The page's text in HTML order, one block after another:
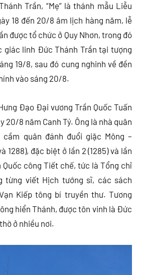
Trần, “Mẹ” là thánh mẫu Liễu
18 đến 20/8 âm lịch hàng năm, lễ
được tổ chức ở Quy Nhơn, trong đó
giác linh Đức Thánh Trần tại tượng
19/8, sau đó cung nghinh về đền
vào sáng 20/8.
Đạo Đại vương Trần Quốc Tuấn
20/8 năm Canh Tý. Ông là nhà quân
quân đánh đuổi giặc Mông –
1288), đặc biệt ở lần 2 (1285) và lần
Quốc công Tiết chế, tức là Tổng chỉ
từng viết Hịch tướng sĩ, các sách
Kiếp tông bí truyền thư. Tương
hiển Thánh, được tôn vinh là Đức
ở nhiều nơi.